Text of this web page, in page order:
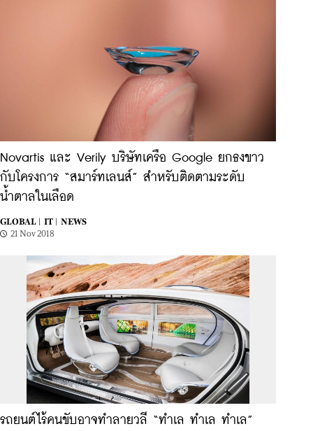
Novartis และ Verily บริษัทเครือ Google ยกธงขาว
กับโครงการ “สมาร์ทเลนส์” สำหรับติดตามระดับ
น้ำตาลในเลือด
GLOBAL | IT |
NEWS
21 Nov 2018
รถยนต์ไร้คนขับอาจทำลายวลี “ทำเล ทำเล ทำเล”